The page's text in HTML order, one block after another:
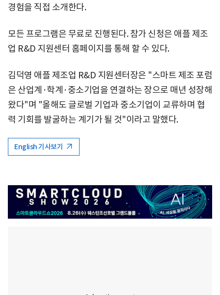
경험을 직접 소개한다.
모든 프로그램은 무료로 진행된다. 참가 신청은 애플 제조
업 R&D 지원센터 홈페이지를 통해 할 수 있다.
김덕영 애플 제조업 R&D 지원센터장은 "스마트 제조 포럼
은 산업계·학계·중소기업을 연결하는 장으로 매년 성장해
왔다"며 "올해도 글로벌 기업과 중소기업이 교류하며 협
력 기회를 발굴하는 계기가 될 것"이라고 말했다.
English 기사보기